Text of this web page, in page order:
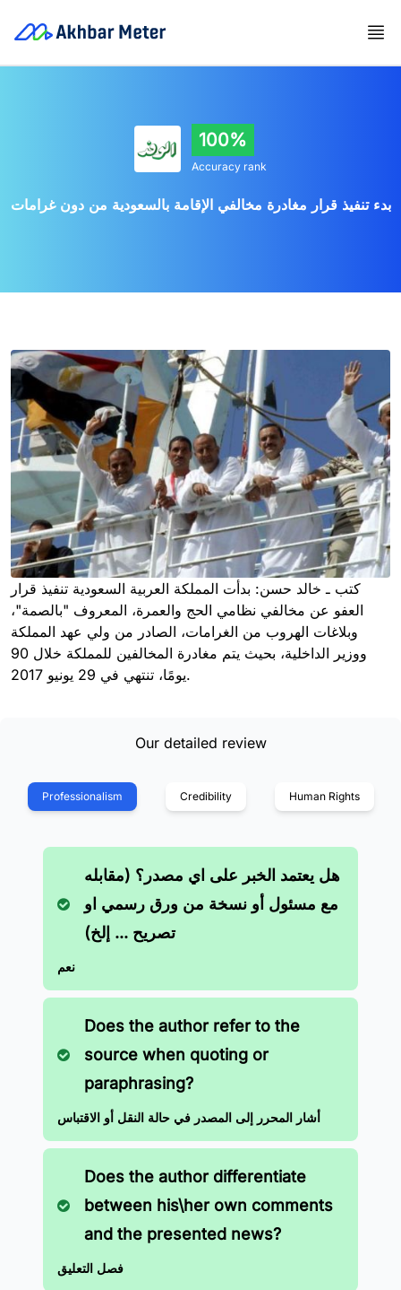
100%
Accuracy rank
بدء تنفيذ قرار مغادرة مخالفي الإقامة بالسعودية من دون غرامات
كتب ـ خالد حسن: بدأت المملكة العربية السعودية تنفيذ قرار
العفو عن مخالفي نظامي الحج والعمرة، المعروف "بالصمة"،
وبلاغات الهروب من الغرامات، الصادر من ولي عهد المملكة
ووزير الداخلية، بحيث يتم مغادرة المخالفين للمملكة خلال 90
يومًا، تنتهي في 29 يونيو 2017.
Our detailed review
Professionalism Credibility Human Rights
هل يعتمد الخبر على اي مصدر؟ (مقابله
مع مسئول أو نسخة من ورق رسمي او
تصريح ... إلخ)
نعم
Does the author refer to the
source when quoting or
paraphrasing?
أشار المحرر إلى المصدر في حالة النقل أو الاقتباس
Does the author differentiate
between his\her own comments
and the presented news?
فصل التعليق